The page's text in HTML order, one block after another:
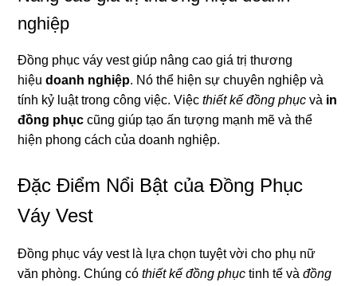
nghiệp
Đồng phục váy vest giúp nâng cao giá trị thương
hiệudoanh nghiệp. Nó thể hiện sự chuyên nghiệp và
tính kỷ luật trong công việc. Việcthiết kế đồng phục và in
đồng phục cũng giúp tạo ấn tượng mạnh mẽ và thể
hiện phong cách của doanh nghiệp.
Đặc Điểm Nổi Bật của Đồng Phục
Váy Vest
Đồng phục váy vest là lựa chọn tuyệt vời cho phụ nữ
văn phòng. Chúng cóthiết kế đồng phục tinh tế vàđồng